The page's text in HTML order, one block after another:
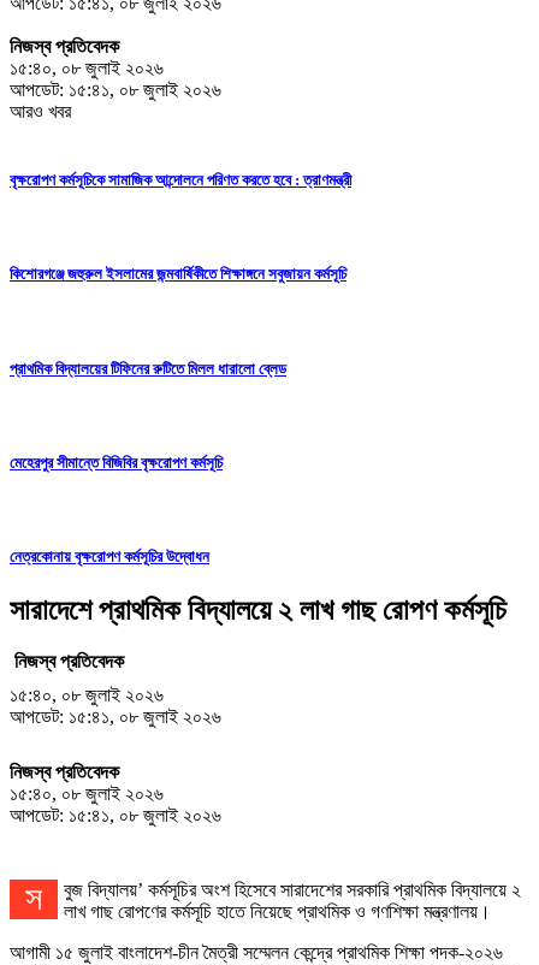
নিজস্ব প্রতিবেদক
১৫:৪০, ০৮ জুলাই ২০২৬
আপডেট: ১৫:৪১, ০৮ জুলাই ২০২৬
আরও খবর
বৃক্ষরোপণ কর্মসূচিকে সামাজিক আন্দোলনে পরিণত করতে হবে : ত্রাণমন্ত্রী
কিশোরগঞ্জে জহুরুল ইসলামের জন্মবার্ষিকীতে শিক্ষাঙ্গনে সবুজায়ন কর্মসূচি
প্রাথমিক বিদ্যালয়ের টিফিনের রুটিতে মিলল ধারালো ব্লেড
মেহেরপুর সীমান্তে বিজিবির বৃক্ষরোপণ কর্মসূচি
নেত্রকোনায় বৃক্ষরোপণ কর্মসূচির উদ্বোধন
সারাদেশে প্রাথমিক বিদ্যালয়ে ২ লাখ গাছ রোপণ কর্মসূচি
নিজস্ব প্রতিবেদক
১৫:৪০, ০৮ জুলাই ২০২৬
আপডেট: ১৫:৪১, ০৮ জুলাই ২০২৬
নিজস্ব প্রতিবেদক
১৫:৪০, ০৮ জুলাই ২০২৬
আপডেট: ১৫:৪১, ০৮ জুলাই ২০২৬
সবুজ বিদ্যালয়’ কর্মসূচির অংশ হিসেবে সারাদেশের সরকারি প্রাথমিক বিদ্যালয়ে ২
লাখ গাছ রোপণের কর্মসূচি হাতে নিয়েছে প্রাথমিক ও গণশিক্ষা মন্ত্রণালয়।
আগামী ১৫ জুলাই বাংলাদেশ-চীন মৈত্রী সম্মেলন কেন্দ্রে প্রাথমিক শিক্ষা পদক-২০২৬